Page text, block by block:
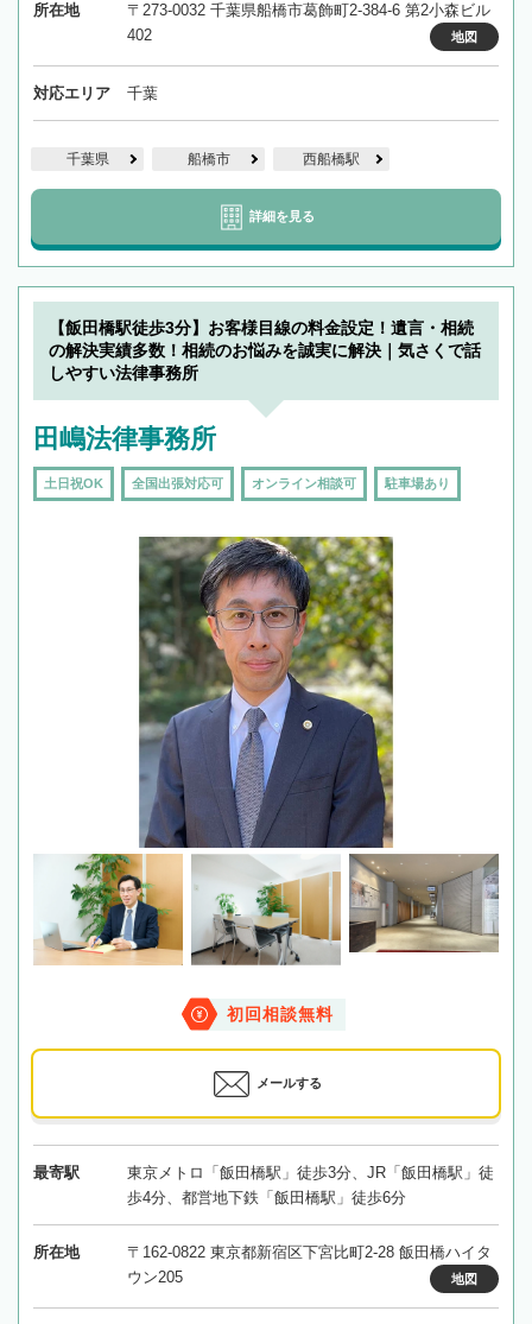
所在地
〒273-0032 千葉県船橋市葛飾町2-384-6 第2小森ビル
402
地図
対応エリア 千葉
千葉県 船橋市 西船橋駅
詳細を見る
【飯田橋駅徒歩3分】お客様目線の料金設定！遺言・相続
の解決実績多数！相続のお悩みを誠実に解決｜気さくで話
しやすい法律事務所
田嶋法律事務所
土日祝OK 全国出張対応可 オンライン相談可 駐車場あり
初回相談無料
メールする
最寄駅
東京メトロ「飯田橋駅」徒歩3分、JR「飯田橋駅」徒
歩4分、都営地下鉄「飯田橋駅」徒歩6分
所在地
〒162-0822 東京都新宿区下宮比町2-28 飯田橋ハイタ
ウン205
地図